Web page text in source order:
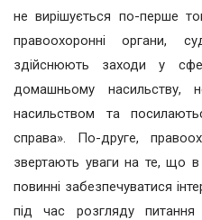
не вирішується по-перше
правоохоронні органи,
здійснюють заходи у
домашньому насильству,
насильством та
справа». По-друге,
звертають уваги на те, що
повинні забезпечуватися
під час розгляду